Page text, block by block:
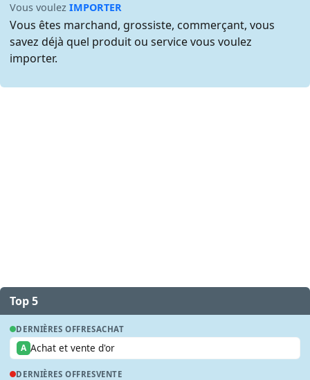
Vous voulezIMPORTER
Vous êtes marchand, grossiste, commerçant, vous
savez déjà quel produit ou service vous voulez
importer.
Top 5
DERNIÈRES OFFRESACHAT
A Achat et vente d'or
DERNIÈRES OFFRESVENTE